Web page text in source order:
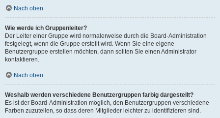
Nach oben
Wie werde ich Gruppenleiter?
Der Leiter einer Gruppe wird normalerweise durch die Board-Administration
festgelegt, wenn die Gruppe erstellt wird. Wenn Sie eine eigene
Benutzergruppe erstellen möchten, dann sollten Sie einen Administrator
kontaktieren.
Nach oben
Weshalb werden verschiedene Benutzergruppen farbig dargestellt?
Es ist der Board-Administration möglich, den Benutzergruppen verschiedene
Farben zuzuteilen, so dass deren Mitglieder leichter zu identifizieren sind.